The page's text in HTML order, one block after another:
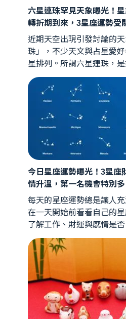
六星連珠罕見天象曝光！
轉折期到來，3星座運勢受
近期天空出現引發討論的
珠」，不少天文與占星愛
星排列。所謂六星連珠，
今日星座運勢曝光！3星座
情升溫，第一名機會特別多
每天的星座運勢總是讓人
在一天開始前看看自己的
了解工作、財運與感情是